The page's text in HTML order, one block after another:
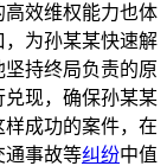
效维权能力也体
为孙某某快速解
持终局负责的原
兑现，确保孙某某
成功的案件，在
通事故等纠纷中值